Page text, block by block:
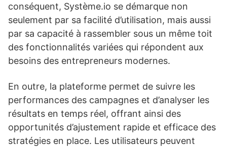
conséquent, Système.io se démarque non
seulement par sa facilité d’utilisation, mais aussi
par sa capacité à rassembler sous un même toit
des fonctionnalités variées qui répondent aux
besoins des entrepreneurs modernes.
En outre, la plateforme permet de suivre les
performances des campagnes et d’analyser les
résultats en temps réel, offrant ainsi des
opportunités d’ajustement rapide et efficace des
stratégies en place. Les utilisateurs peuvent